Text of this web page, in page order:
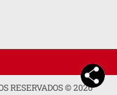
RESERVADOS ©2026